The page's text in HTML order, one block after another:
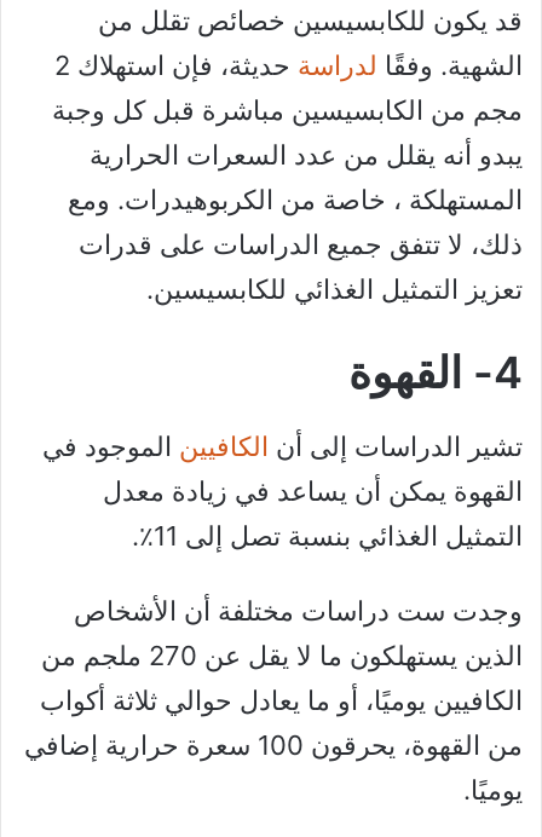
قد يكون للكابسيسين خصائص تقلل من
الشهية. وفقًا لدراسة
حديثة، فإن استهلاك 2
مجم من الكابسيسين مباشرة قبل كل وجبة
يبدو أنه يقلل من عدد السعرات الحرارية
المستهلكة ، خاصة من الكربوهيدرات. ومع
ذلك، لا تتفق جميع الدراسات على قدرات
تعزيز التمثيل الغذائي للكابسيسين.
4- القهوة
تشير الدراسات إلى أن الكافيين الموجود في
القهوة يمكن أن يساعد في زيادة معدل
التمثيل الغذائي بنسبة تصل إلى 11٪.
وجدت ست دراسات مختلفة أن الأشخاص
الذين يستهلكون ما لا يقل عن 270 ملجم من
الكافيين يوميًا، أو ما يعادل حوالي ثلاثة أكواب
من القهوة، يحرقون 100 سعرة حرارية إضافي
يوميًا.